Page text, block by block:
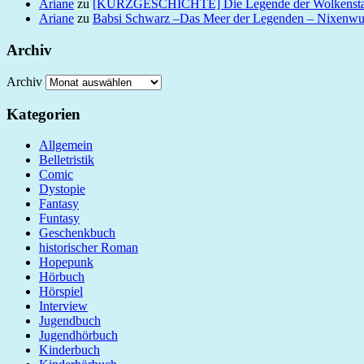
Ariane zu [KURZGESCHICHTE] Die Legende der
Ariane zu Babsi Schwarz –Das Meer der Legenden –
Archiv
Archiv
Kategorien
Allgemein
Belletristik
Comic
Dystopie
Fantasy
Funtasy
Geschenkbuch
historischer Roman
Hopepunk
Hörbuch
Hörspiel
Interview
Jugendbuch
Jugendhörbuch
Kinderbuch